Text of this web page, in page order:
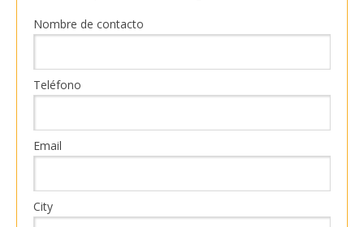
Nombre de contacto
Teléfono
Email
City